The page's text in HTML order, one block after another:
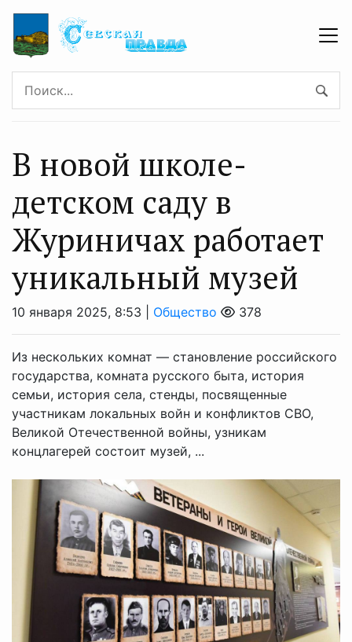
В новой школе-
детском саду в
Журиничах работает
уникальный музей
10 января 2025, 8:53 | Общество 378
Из нескольких комнат — становление российского
государства, комната русского быта, история
семьи, история села, стенды, посвященные
участникам локальных войн и конфликтов СВО,
Великой Отечественной войны, узникам
концлагерей состоит музей, ...